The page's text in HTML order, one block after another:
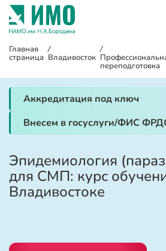
Главная
страница
/
Владивосток
/
переподготовка
Аккредитация под ключ
Внесем в госуслуги/ФИС
Эпидемиология
для СМП: курс
Владивостоке